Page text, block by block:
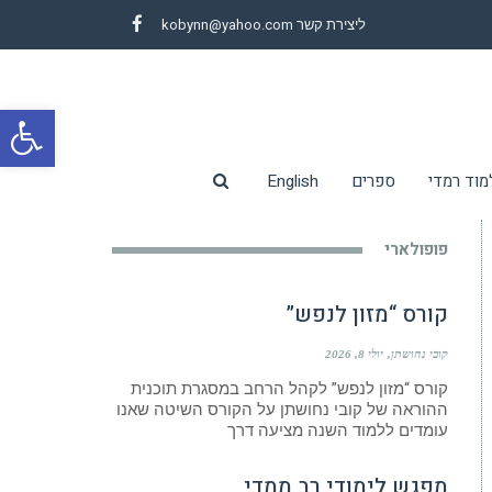
ליצירת קשר kobynn@yahoo.com
Facebook
רמדי ספרים English
פופולארי
קורס “מזון לנפש”
קובי נחושתן יולי 8, 2026
קורס “מזון לנפש” לקהל הרחב במסגרת תוכנית
ההוראה של קובי נחושתן על הקורס השיטה שאנו
עומדים ללמוד השנה מציעה דרך